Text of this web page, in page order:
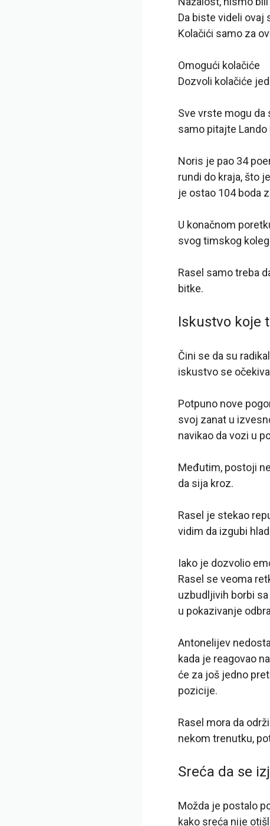
Da biste videli
Kolačići samo za
Omogući kolačiće
Dozvoli kolačiće
Sve vrste mogu da
samo pitajte
Noris je pao 34
rundi do kraja, što
je ostao 104 boda
U konačnom
svog timskog
Rasel samo treba
bitke.
Iskustvo koje
Čini se da su
iskustvo se
Potpuno nove
svoj zanat u
navikao da vozi u
Međutim, postoji
da sija kroz.
Rasel je stekao
vidim da izgubi
Iako je dozvolio
Rasel se veoma
uzbudljivih borbi
u pokazivanje
Antonelijev
kada je reagovao
će za još jedno
pozicije.
Rasel mora da
nekom trenutku,
Sreća da se
Možda je postalo
kako sreća nije